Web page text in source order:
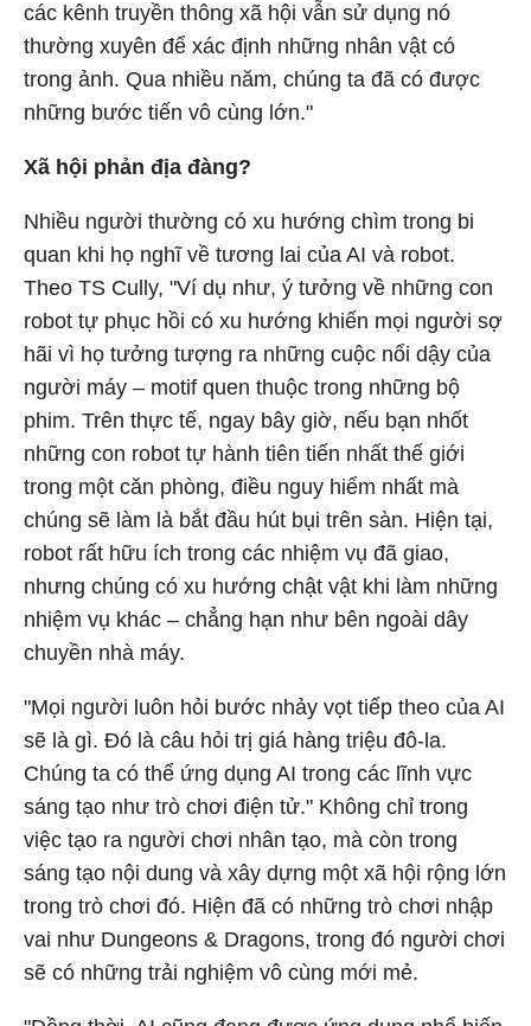
các kênh truyền thông xã hội vẫn sử dụng nó
thường xuyên để xác định những nhân vật có
trong ảnh. Qua nhiều năm, chúng ta đã có được
những bước tiến vô cùng lớn."
Xã hội phản địa đàng?
Nhiều người thường có xu hướng chìm trong bi
quan khi họ nghĩ về tương lai của AI và robot.
Theo TS Cully, "Ví dụ như, ý tưởng về những con
robot tự phục hồi có xu hướng khiến mọi người sợ
hãi vì họ tưởng tượng ra những cuộc nổi dậy của
người máy – motif quen thuộc trong những bộ
phim. Trên thực tế, ngay bây giờ, nếu bạn nhốt
những con robot tự hành tiên tiến nhất thế giới
trong một căn phòng, điều nguy hiểm nhất mà
chúng sẽ làm là bắt đầu hút bụi trên sàn. Hiện tại,
robot rất hữu ích trong các nhiệm vụ đã giao,
nhưng chúng có xu hướng chật vật khi làm những
nhiệm vụ khác – chẳng hạn như bên ngoài dây
chuyền nhà máy.
"Mọi người luôn hỏi bước nhảy vọt tiếp theo của AI
sẽ là gì. Đó là câu hỏi trị giá hàng triệu đô-la.
Chúng ta có thể ứng dụng AI trong các lĩnh vực
sáng tạo như trò chơi điện tử." Không chỉ trong
việc tạo ra người chơi nhân tạo, mà còn trong
sáng tạo nội dung và xây dựng một xã hội rộng lớn
trong trò chơi đó. Hiện đã có những trò chơi nhập
vai như Dungeons & Dragons, trong đó người chơi
sẽ có những trải nghiệm vô cùng mới mẻ.